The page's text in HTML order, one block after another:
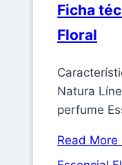
Ficha
Floral
Natura
perfume
Read More